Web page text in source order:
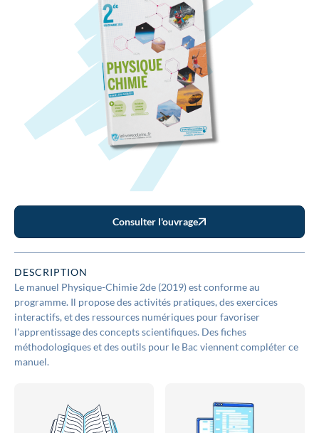
Consulter l'ouvrage
DESCRIPTION
Le manuel Physique-Chimie 2de (2019) est conforme au
programme. Il propose des activités pratiques, des exercices
interactifs, et des ressources numériques pour favoriser
l'apprentissage des concepts scientifiques. Des fiches
méthodologiques et des outils pour le Bac viennent compléter ce
manuel.